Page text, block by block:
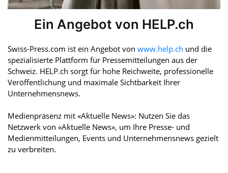
Ein Angebot von HELP.ch
Swiss-Press.com ist ein Angebot von www.help.ch und die
spezialisierte Plattform für Pressemitteilungen aus der
Schweiz. HELP.ch sorgt für hohe Reichweite, professionelle
Veröffentlichung und maximale Sichtbarkeit Ihrer
Unternehmensnews.
Medienpräsenz mit «Aktuelle News»: Nutzen Sie das
Netzwerk von «Aktuelle News», um Ihre Presse- und
Medienmitteilungen, Events und Unternehmensnews gezielt
zu verbreiten.